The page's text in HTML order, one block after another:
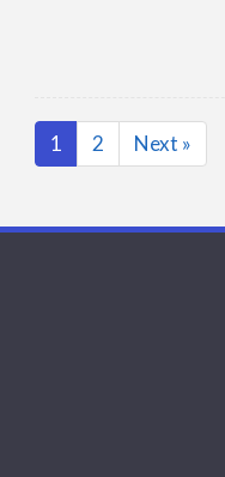
Page
1 Page
2 Next »